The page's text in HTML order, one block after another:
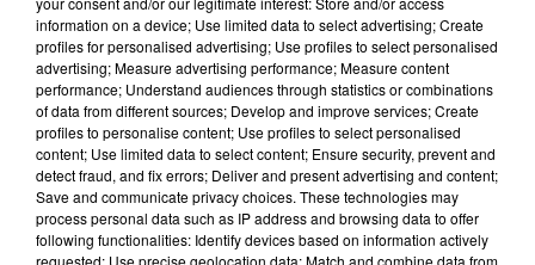
SEPT BASSINS DÉJÀ TRÈS TOUCHÉS,
TROIS AUTRES SOUS SURVEILLANCE
Par ailleurs, pas d'interdiction mais une attention
particulière portée àtrois autres bassins, placés en
"vigilance": Gée, Vègre et Dué Narais.
"Sur les bassins en vigilance, il est demandé à
information on a device; Use limited data to select advertising; Create
profiles for personalised advertising; Use profiles to select personalised
advertising; Measure advertising performance; Measure content
performance; Understand audiences through statistics or combinations
of data from different sources; Develop and improve services; Create
profiles to personalise content; Use profiles to select personalised
content; Use limited data to select content; Ensure security, prevent and
detect fraud, and fix errors; Deliver and present advertising and content;
Save and communicate privacy choices. These technologies may
process personal data such as IP address and browsing data to offer
following functionalities: Identify devices based on information actively
requested; Use precise geolocation data; Match and combine data from